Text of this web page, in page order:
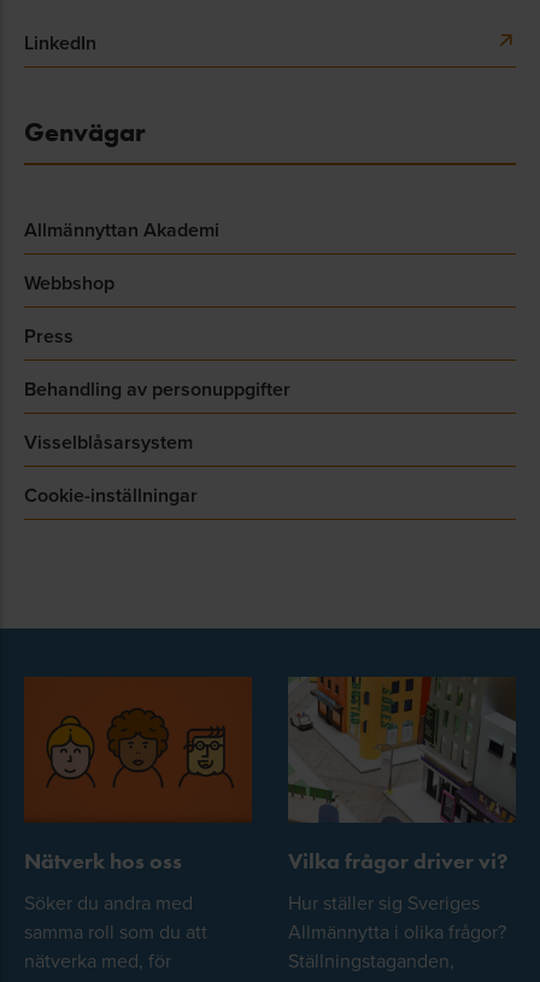
LinkedIn
Genvägar
Allmännyttan Akademi
Webbshop
Press
Behandling av personuppgifter
Visselblåsarsystem
Cookie-inställningar
Nätverk hos oss
Söker du andra med
samma roll som du att
nätverka med, för
Vilka frågor driver vi?
Hur ställer sig Sveriges
Allmännytta i olika frågor?
Ställningstaganden,